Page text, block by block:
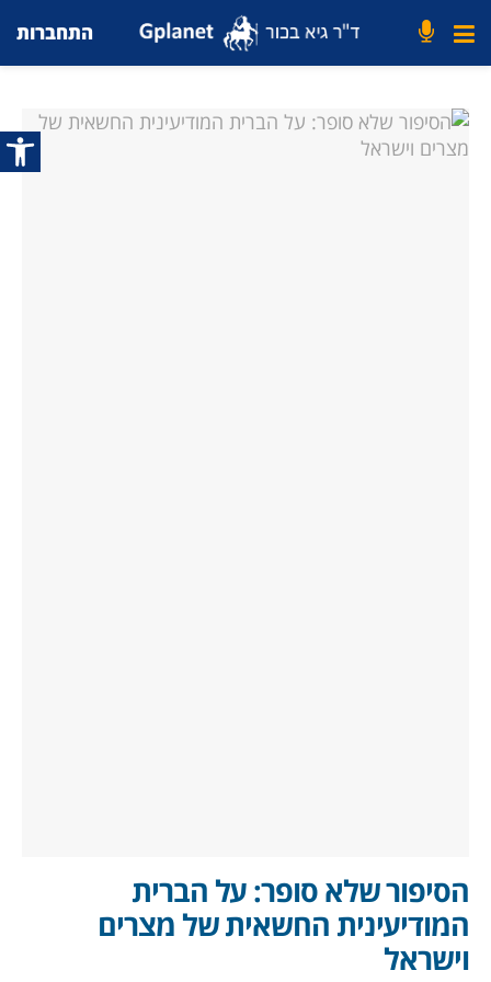
פתח
התחברות
הסיפור שלא סופר: על הברית
המודיעינית החשאית של מצרים
וישראל